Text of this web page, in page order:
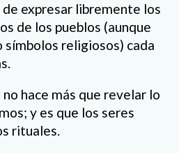
expresar libremente los
de los pueblos (aunque
símbolos religiosos) cada
hace más que revelar lo
y es que los seres
rituales.